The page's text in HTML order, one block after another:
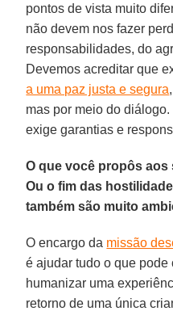
pontos de vista muito
não devem nos fazer
responsabilidades, do
Devemos acreditar que
a uma paz justa e segura
mas por meio do
exige garantias e
O que você propôs
Ou o fim das
também são muito
O encargo da missão
é ajudar tudo o que pode
humanizar uma
retorno de uma única